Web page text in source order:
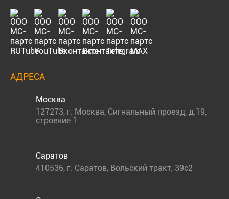
АДРЕСА
Москва
127273, г. Москва, Сигнальный проезд, д.19,
строение 1
Саратов
410536, г. Саратов, Вольский тракт, 39с2